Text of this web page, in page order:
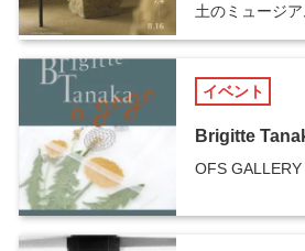
土のミュージ
イベント
Brigitte
OFS GALLERY